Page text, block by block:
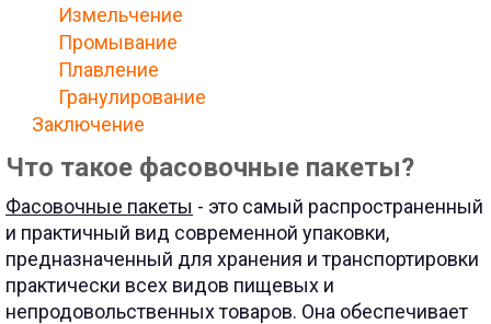
Измельчение
Промывание
Плавление
Гранулирование
Заключение
Что такое фасовочные пакеты?
Фасовочные пакеты - это самый распространенный
и практичный вид современной упаковки,
предназначенный для хранения и транспортировки
практически всех видов пищевых и
непродовольственных товаров. Она обеспечивает